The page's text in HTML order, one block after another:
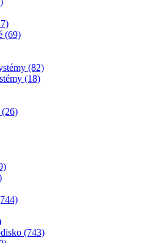
(69)
(82)
(18)
(26)
(743)